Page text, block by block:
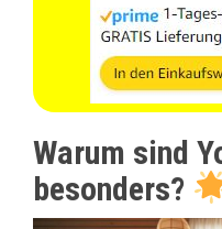
Warum sind
besonders?